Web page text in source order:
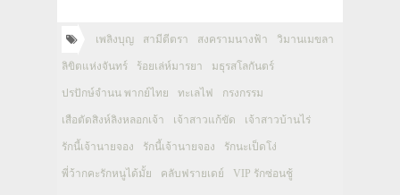
เพลิงบุญ สามีตีตรา สงครามนางฟ้า วิมานเมขลา
ลิขิตแห่งจันทร์ ร้อยเล่ห์มารยา มธุรสโลกันตร์
ปรปักษ์จำนน พากย์ไทย ทะเลไฟ กรงกรรม
เสือตัดสิงห์ลิงหลอกเจ้า เจ้าสาวแก้ขัด เจ้าสาวบ้านไร่
รักนี้เจ้านายจอง รักนี้เจ้านายจอง รักนะเป็ดโง่
พี่ว้ากคะรักหนูได้มั้ย คลับฟรายเดย์ VIP รักซ่อนชู้